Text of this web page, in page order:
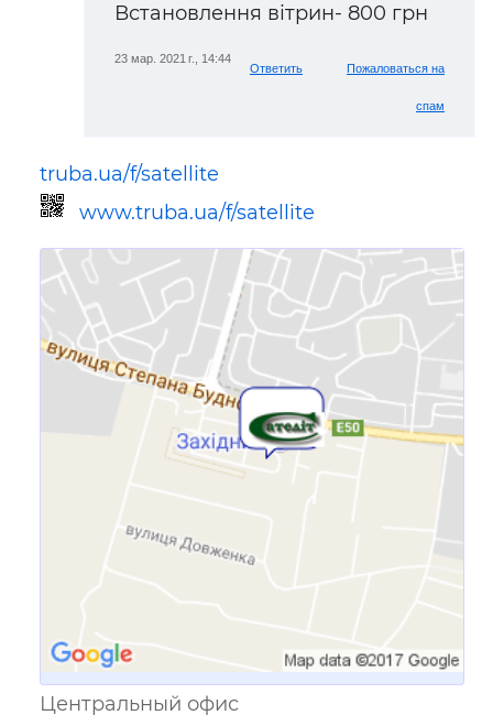
Встановлення вітрин- 800 грн
23 мар. 2021 г., 14:44
Ответить Пожаловаться на
спам
truba.ua/f/satellite
www.truba.ua/f/satellite
Ссылка для мобильных устройств
Центральный офис